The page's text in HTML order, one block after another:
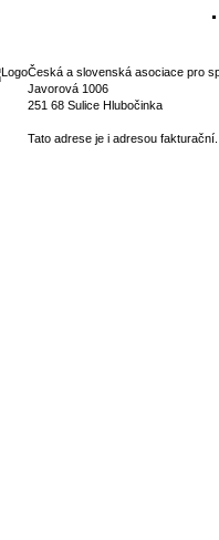
Česká a slovenská asociace pro
Javorová 1006
251 68 Sulice Hlubočinka
Tato adrese je i adresou fakturační.